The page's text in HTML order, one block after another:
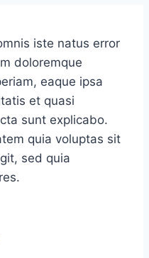
iste natus error
doloremque
eaque ipsa
et quasi
sunt explicabo.
quia voluptas sit
sed quia